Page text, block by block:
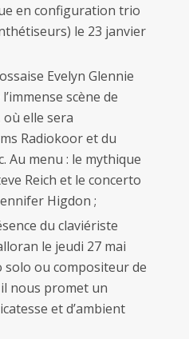
en configuration trio
le 23 janvier
Evelyn Glennie
scène de
où elle sera
Radiokoor et du
Au menu : le mythique
Reich et le concerto
Higdon ;
du claviériste
le jeudi 27 mai
solo ou compositeur de
nous promet un
et d’ambient